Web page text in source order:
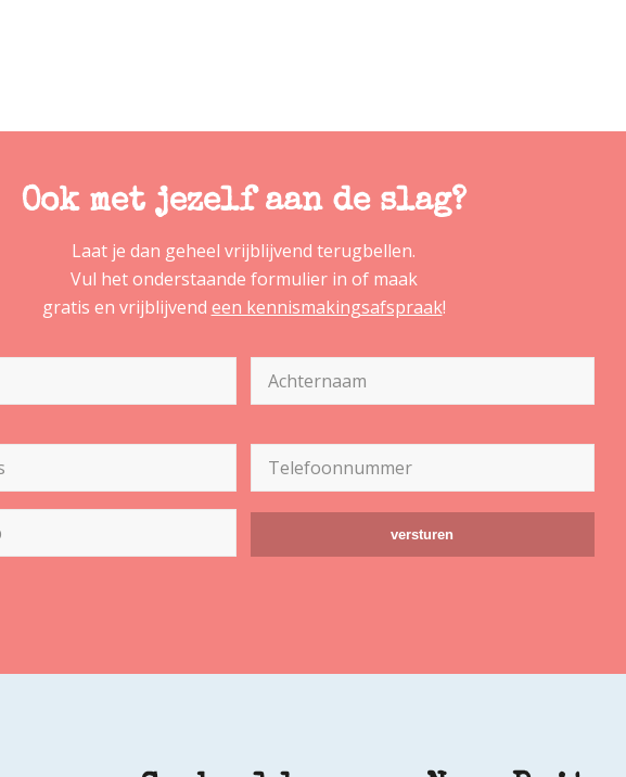
Ook met jezelf aan de slag?
Laat je dan geheel vrijblijvend terugbellen.
Vul het onderstaande formulier in of maak
gratis en vrijblijvend een kennismakingsafspraak!
Telefoon